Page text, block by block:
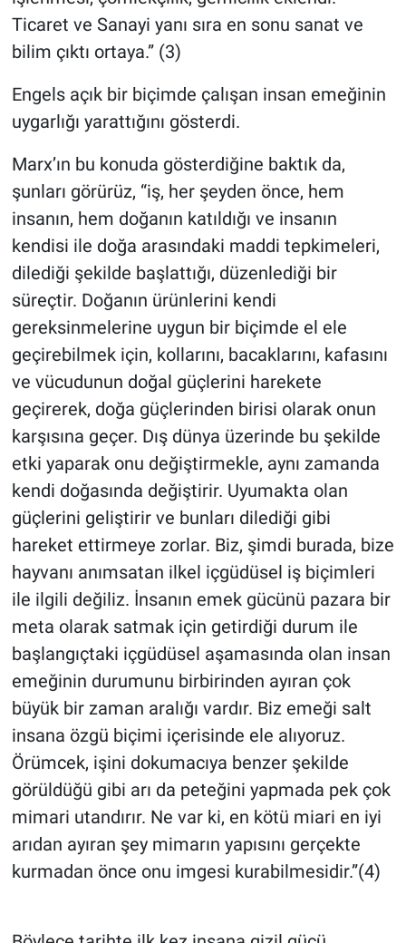
Ticaret ve Sanayi yanı sıra en sonu sanat ve
bilim çıktı ortaya.” (3)
Engels açık bir biçimde çalışan insan emeğinin
uygarlığı yarattığını gösterdi.
Marx’ın bu konuda gösterdiğine baktık da,
şunları görürüz, “iş, her şeyden önce, hem
insanın, hem doğanın katıldığı ve insanın
kendisi ile doğa arasındaki maddi tepkimeleri,
dilediği şekilde başlattığı, düzenlediği bir
süreçtir. Doğanın ürünlerini kendi
gereksinmelerine uygun bir biçimde el ele
geçirebilmek için, kollarını, bacaklarını, kafasını
ve vücudunun doğal güçlerini harekete
geçirerek, doğa güçlerinden birisi olarak onun
karşısına geçer. Dış dünya üzerinde bu şekilde
etki yaparak onu değiştirmekle, aynı zamanda
kendi doğasında değiştirir. Uyumakta olan
güçlerini geliştirir ve bunları dilediği gibi
hareket ettirmeye zorlar. Biz, şimdi burada, bize
hayvanı anımsatan ilkel içgüdüsel iş biçimleri
ile ilgili değiliz. İnsanın emek gücünü pazara bir
meta olarak satmak için getirdiği durum ile
başlangıçtaki içgüdüsel aşamasında olan insan
emeğinin durumunu birbirinden ayıran çok
büyük bir zaman aralığı vardır. Biz emeği salt
insana özgü biçimi içerisinde ele alıyoruz.
Örümcek, işini dokumacıya benzer şekilde
görüldüğü gibi arı da peteğini yapmada pek çok
mimari utandırır. Ne var ki, en kötü miari en iyi
arıdan ayıran şey mimarın yapısını gerçekte
kurmadan önce onu imgesi kurabilmesidir.”(4)